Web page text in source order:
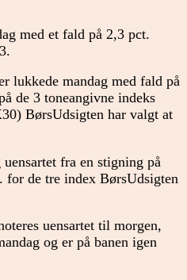
med et fald på 2,3 pct.
lukkede mandag med fald på
de 3 toneangivne indeks
BørsUdsigten har valgt at
fra en stigning på
de tre index BørsUdsigten
uensartet til morgen,
og er på banen igen